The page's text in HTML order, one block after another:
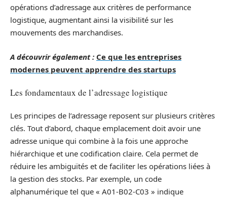
opérations d’adressage aux critères de performance
logistique, augmentant ainsi la visibilité sur les
mouvements des marchandises.
A découvrir également : Ce que les entreprises
modernes peuvent apprendre des startups
Les fondamentaux de l’adressage logistique
Les principes de l’adressage reposent sur plusieurs critères
clés. Tout d’abord, chaque emplacement doit avoir une
adresse unique qui combine à la fois une approche
hiérarchique et une codification claire. Cela permet de
réduire les ambiguïtés et de faciliter les opérations liées à
la gestion des stocks. Par exemple, un code
alphanumérique tel que « A01-B02-C03 » indique